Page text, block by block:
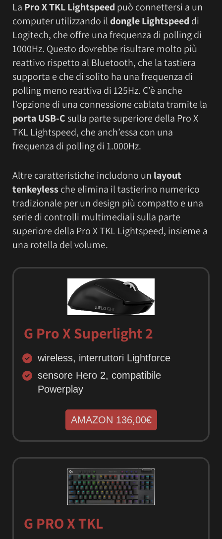
La Pro X TKL Lightspeed può connettersi a un
computer utilizzando ildongle Lightspeed di
Logitech, che offre una frequenza di polling di
1000Hz. Questo dovrebbe risultare molto più
reattivo rispetto al Bluetooth, che la tastiera
supporta e che di solito ha una frequenza di
polling meno reattiva di 125Hz. C’è anche
l’opzione di una connessione cablata tramite la
porta USB-Csulla parte superiore della Pro X
TKL Lightspeed, che anch’essa con una
frequenza di polling di 1.000Hz.
Altre caratteristiche includono un layout
tenkeylessche elimina il tastierino numerico
tradizionale per un design più compatto e una
serie di controlli multimediali sulla parte
superiore della Pro X TKL Lightspeed, insieme a
una rotella del volume.
G Pro X Superlight 2
wireless, interruttori Lightforce
sensore Hero 2, compatibile
Powerplay
AMAZON 136,00€
G PRO X TKL